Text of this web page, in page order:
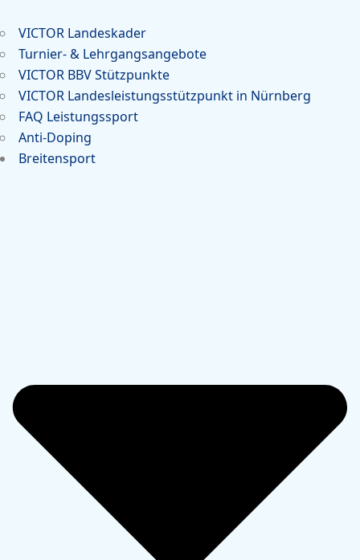
VICTOR Landeskader
Turnier- & Lehrgangsangebote
VICTOR BBV Stützpunkte
VICTOR Landesleistungsstützpunkt in Nürnberg
FAQ Leistungssport
Anti-Doping
Breitensport